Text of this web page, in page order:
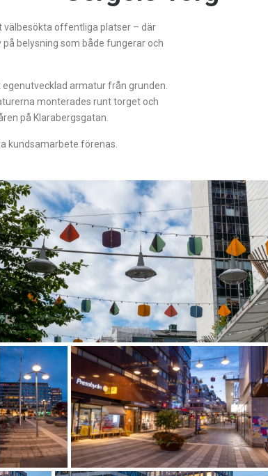
välbesökta offentliga platser – där
belysning som både fungerar och
armatur från grunden.
monterades runt torget och
på Klarabergsgatan.
kundsamarbete förenas.